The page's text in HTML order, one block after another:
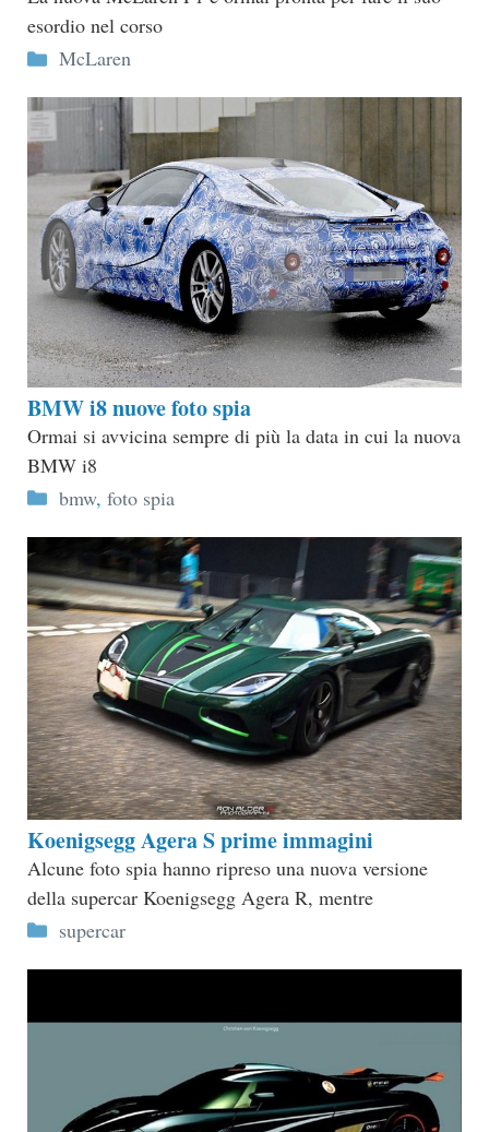
esordio nel corso
Categorie
McLaren
BMW i8 nuove foto spia
Ormai si avvicina sempre di più la data in cui la nuova
BMW i8
Categorie
bmw, foto spia
Koenigsegg Agera S prime immagini
Alcune foto spia hanno ripreso una nuova versione
della supercar Koenigsegg Agera R, mentre
Categorie
supercar